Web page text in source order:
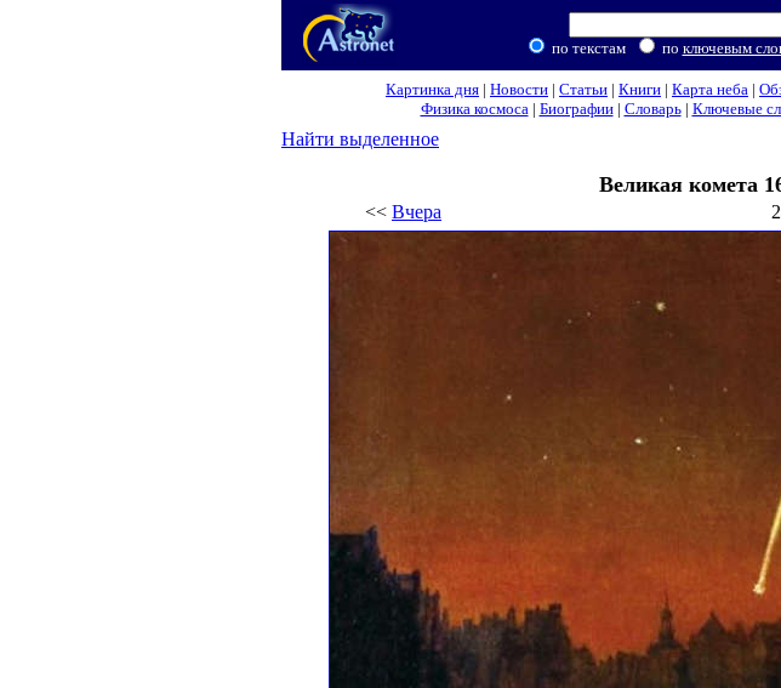
по текстам по ключевым
Картинка дня | Новости | Статьи | Книги | Карта неба |
Физика космоса| Биографии| Словарь| Ключевые
Найти выделенное
Великая комета
<< Вчера